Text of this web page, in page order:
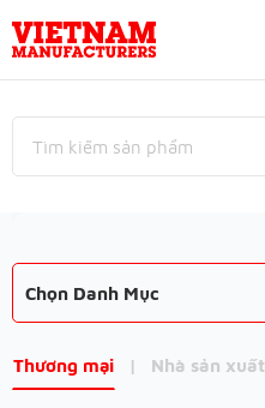
Chọn Danh Mục
Thương mại | Nhà sản xuất